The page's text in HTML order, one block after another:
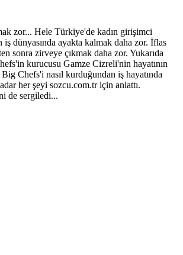
zor... Hele Türkiye'de kadın girişimci
iş dünyasında ayakta kalmak daha zor. İflas
sonra zirveye çıkmak daha zor. Yukarıda
kurucusu Gamze Cizreli'nin hayatının
Chefs'i nasıl kurduğundan iş hayatında
her şeyi sozcu.com.tr için anlattı.
de sergiledi...